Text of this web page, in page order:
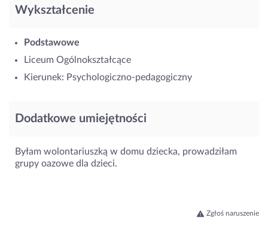
Wykształcenie
Podstawowe
Liceum Ogólnokształcące
Kierunek: Psychologiczno-pedagogiczny
Dodatkowe umiejętności
Byłam wolontariuszką w domu dziecka, prowadziłam
grupy oazowe dla dzieci.
Zgłoś naruszenie